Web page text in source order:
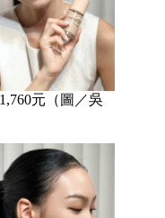
元（圖／吳